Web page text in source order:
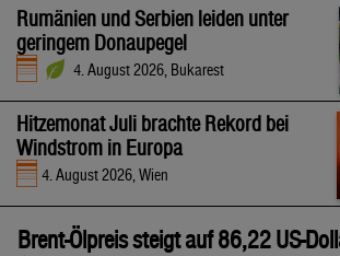
Rumänien und Serbien leiden unter
geringem Donaupegel
4. August 2026, Bukarest
Hitzemonat Juli brachte Rekord bei
Windstrom in Europa
4. August 2026, Wien
Brent-Ölpreis steigt auf 86,22 US-